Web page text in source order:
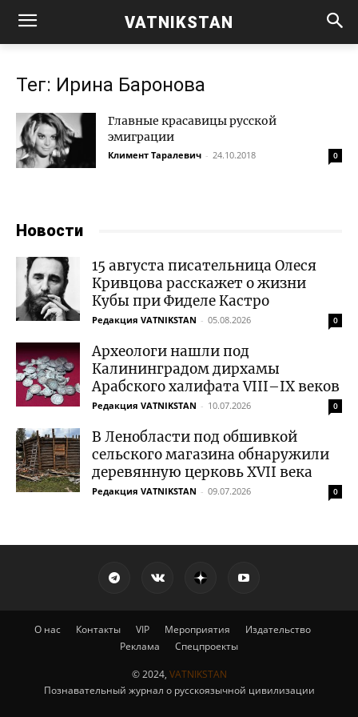
VATNIKSTAN
Тег: Ирина Баронова
Главные красавицы русской
эмиграции
Климент Таралевич - 24.10.2018 0
Новости
15 августа писательница Олеся
Кривцова расскажет о жизни
Кубы при Фиделе Кастро
Редакция VATNIKSTAN - 05.08.2026 0
Археологи нашли под
Калининградом дирхамы
Арабского халифата VIII–IX веков
Редакция VATNIKSTAN - 10.07.2026 0
В Ленобласти под обшивкой
сельского магазина обнаружили
деревянную церковь XVII века
Редакция VATNIKSTAN - 09.07.2026 0
О нас Контакты VIP Мероприятия
Издательство
Реклама
Спецпроекты
© 2024, VATNIKSTAN
Познавательный журнал о русскоязычной цивилизации